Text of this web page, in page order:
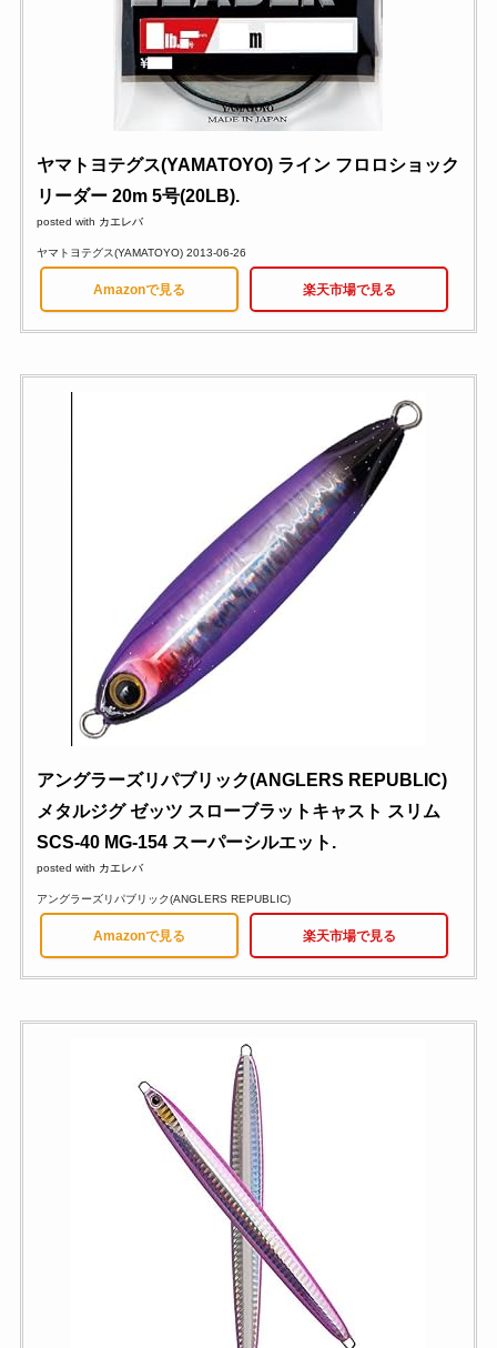
ヤマトヨテグス(YAMATOYO) ライン フロロショック
リーダー 20m 5号(20LB).
posted with カエレバ
ヤマトヨテグス(YAMATOYO) 2013-06-26
Amazonで見る 楽天市場で見る
アングラーズリパブリック(ANGLERS REPUBLIC)
メタルジグ ゼッツ スローブラットキャスト スリム
SCS-40 MG-154 スーパーシルエット.
posted with カエレバ
アングラーズリパブリック(ANGLERS REPUBLIC)
Amazonで見る 楽天市場で見る